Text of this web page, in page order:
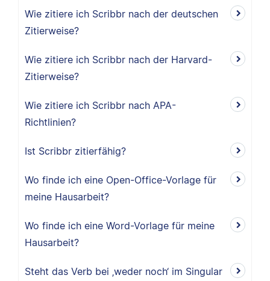
Wie zitiere ich Scribbr nach der deutschen
Zitierweise?
Wie zitiere ich Scribbr nach der Harvard-
Zitierweise?
Wie zitiere ich Scribbr nach APA-
Richtlinien?
Ist Scribbr zitierfähig?
Wo finde ich eine Open-Office-Vorlage für
meine Hausarbeit?
Wo finde ich eine Word-Vorlage für meine
Hausarbeit?
Steht das Verb bei ‚weder noch‘ im Singular